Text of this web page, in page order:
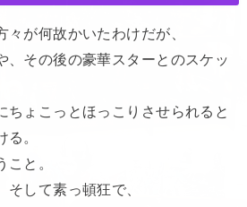
々が何故かいたわけだが、
、その後の豪華スターとのスケッ
ちょこっとほっこりさせられると
。
こと。
して素っ頓狂で、